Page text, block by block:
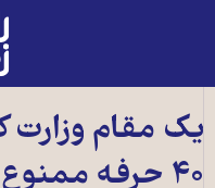
به
یک مقام وزارت
۴۰ حرفه ممنوع کرده‌ایم